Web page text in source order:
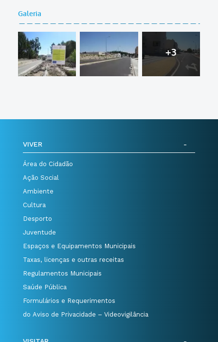
Galeria
+3
VIVER
Área do Cidadão
Ação Social
Ambiente
Cultura
Desporto
Juventude
Espaços e Equipamentos Municipais
Taxas, licenças e outras receitas
Regulamentos Municipais
Saúde Pública
Formulários e Requerimentos
do Aviso de Privacidade – Videovigilância